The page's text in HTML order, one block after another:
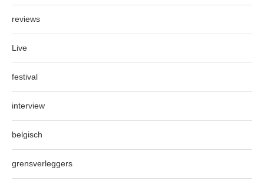
reviews
Live
festival
interview
belgisch
grensverleggers